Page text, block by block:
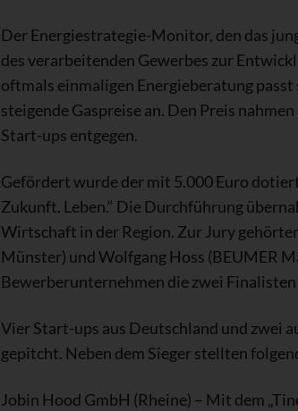
Der Energiestrategie-Monitor, den das
des verarbeitenden Gewerbes zur
oftmals einmaligen Energieberatung
steigende Gaspreise an. Den Preis
Start-ups entgegen.
Gefördert wurde der mit 5.000 Euro
Zukunft. Leben.“ Die Durchführung
Wirtschaft in der Region. Zur Jury
Münster) und Wolfgang Hoss (BEUMER
Bewerberunternehmen die zwei
Vier Start-ups aus Deutschland und zwei
gepitcht. Neben dem Sieger stellten
Jobin Hood GmbH (Rheine) – Mit dem